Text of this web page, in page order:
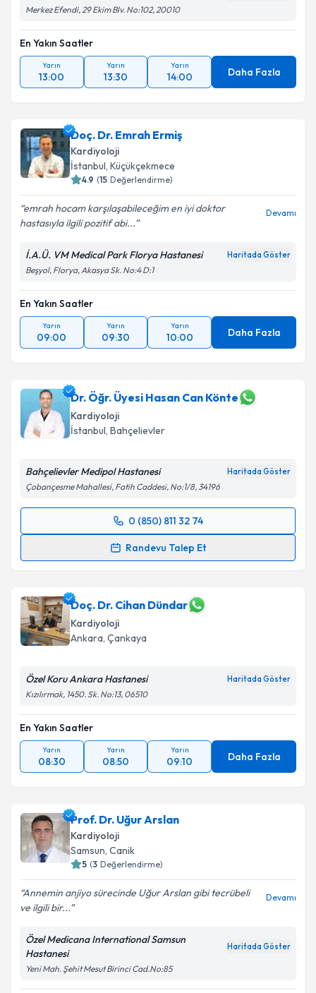
Merkez Efendi, 29 Ekim Blv. No:102, 20010
En Yakın Saatler
Yarın
13:00
Yarın
13:30
Yarın
14:00 Daha Fazla
Doç. Dr. Emrah Ermiş
Kardiyoloji
İstanbul, Küçükçekmece
( Değerlendirme)
emrah hocam karşılaşabileceğim en iyi doktor
hastasıyla ilgili pozitif abi...
İ.A.Ü. VM Medical Park Florya Hastanesi
Beşyol, Florya, Akasya Sk. No:4 D:1
En Yakın Saatler
Yarın
09:00
Yarın
09:30
Yarın
10:00 Daha Fazla
Dr. Öğr. Üyesi Hasan Can Könte
Kardiyoloji
İstanbul, Bahçelievler
Bahçelievler Medipol Hastanesi
Çobançesme Mahallesi, Fatih Caddesi, No:1/8, 34196
0 (850) 811 32 74
Randevu Talep Et
Randevu Takvimi Talebi
takvimi talebi oluşturun. Size bu uzmandan randevu
almanız için bir takvim hazırlandığında e-posta ile
bilgilendireceğiz.
Kişisel verilerimin işlenmesine ilişkin
kapsamda işlenmesini kabul ediyorum.
Doç. Dr. Cihan Dündar
Kardiyoloji
Ankara, Çankaya
Özel Koru Ankara Hastanesi
Kızılırmak, 1450. Sk. No:13, 06510
En Yakın Saatler
Yarın
08:30
Yarın
08:50
Yarın
09:10 Daha Fazla
Prof. Dr. Uğur Arslan
Kardiyoloji
Samsun, Canik
( Değerlendirme)
Annemin anjiyo sürecinde Uğur Arslan gibi tecrübeli
ve ilgili bir...
Özel Medicana International Samsun
Hastanesi
Yeni Mah. Şehit Mesut Birinci Cad.No:85